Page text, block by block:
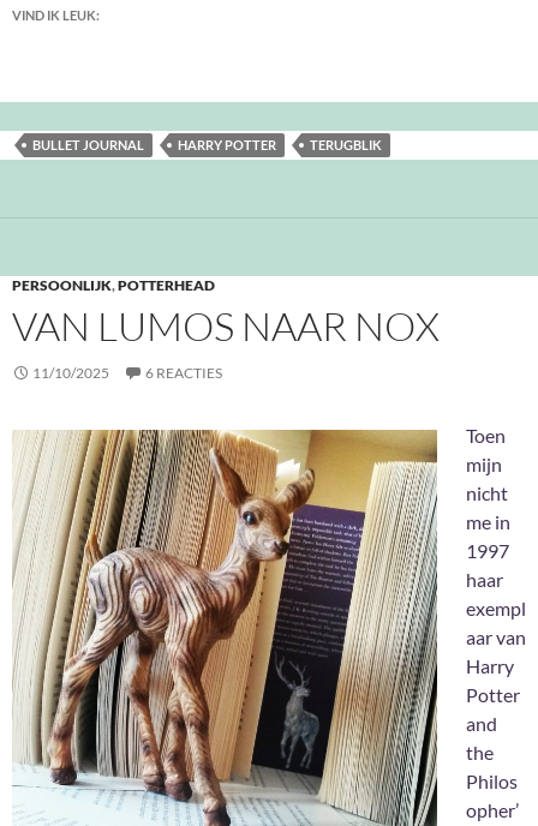
VIND IK LEUK:
BULLET JOURNAL HARRY POTTER TERUGBLIK
PERSOONLIJK,POTTERHEAD
VAN LUMOS NAAR NOX
11/10/2025 6 REACTIES
Toen
mijn
nicht
me in
1997
haar
exempl
aar van
Harry
Potter
and
the
Philos
opher’